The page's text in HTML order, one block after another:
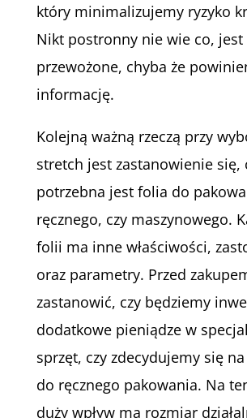
który minimalizujemy ryzyko
Nikt postronny nie wie co, jest
przewożone, chyba że
informację.
Kolejną ważną rzeczą przy
stretch jest zastanowienie się,
potrzebna jest folia do
ręcznego, czy maszynowego.
folii ma inne właściwości,
oraz parametry. Przed
zastanowić, czy będziemy
dodatkowe pieniądze w
sprzęt, czy zdecydujemy się
do ręcznego pakowania. Na
duży wpływ ma rozmiar